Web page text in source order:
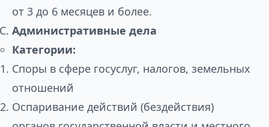
от 3 до 6 месяцев и более.
Административные дела
Категории:
Споры в сфере госуслуг, налогов, земельных
отношений
Оспаривание действий (бездействия)